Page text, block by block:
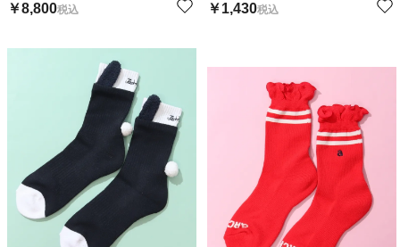
￥8,800税込 ￥1,430税込